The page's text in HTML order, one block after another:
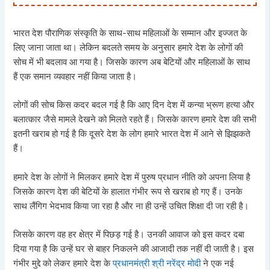
भारत देश पौराणिक संस्कृति के साथ-साथ महिलाओं के सम्मान और इज्जत के
लिए जाना जाता था। लेकिन बदलते समय के अनुसार हमारे देश के लोगों की
सोच में भी बदलाव आ गया है। जिसके कारण अब बेटियों और महिलाओं के साथ
हैं एक समान व्यवहार नहीं किया जाता है।
लोगों की सोच किस कदर बदल गई है कि आए दिन देश में कन्या भ्रूण हत्या और
बलात्कार जैसे मामले देखने को मिलते रहते हैं। जिसके कारण हमारे देश की सभी
इतनी खराब हो गई है कि दूसरे देश के लोग हमारे भारत देश में आने से झिझकते
हैं।
हमारे देश के लोगों ने मिलकर हमारे देश में पुरुष प्रधान नीति को अपना लिया है
जिसके कारण देश की बेटियों के हालात गंभीर रूप से खराब हो गए हैं। उनके
साथ लैंगिग भेदभाव किया जा रहा है और ना ही उन्हें उचित शिक्षा दी जा रही है।
जिसके कारण वह हर क्षेत्र में पिछड़ गई है। उनकी आवाज को इस कदर दबा
दिया गया है कि उन्हें घर से बाहर निकलने की आजादी तक नहीं दी जाती है। इस
गंभीर मुद्दे को लेकर हमारे देश केप्रधानमंत्री श्री नरेंद्र मोदीने एक नई